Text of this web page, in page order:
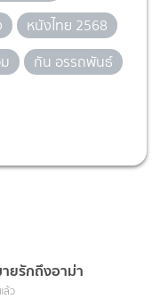
หนังไทย 2568
กัน อรรถพันธ์
ยรักถึงอาม่า
ล้ว